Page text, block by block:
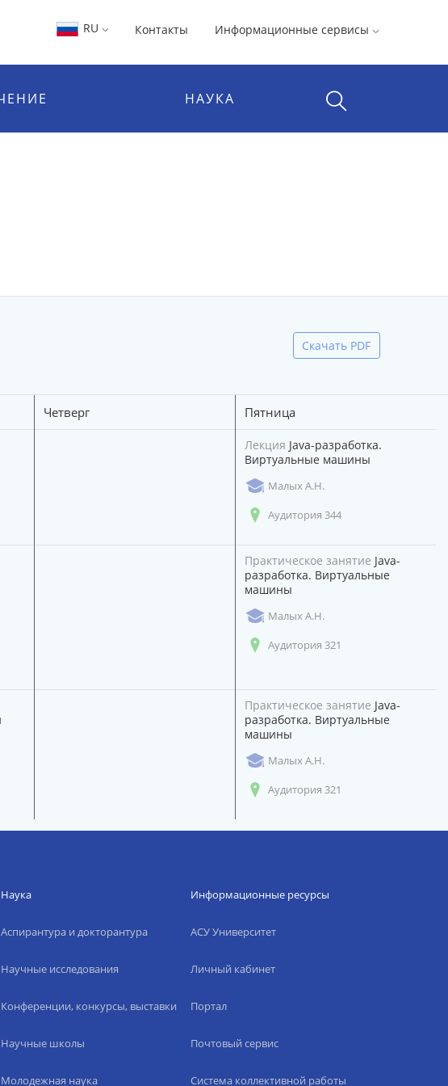
RU Контакты Информационные сервисы
НАУКА
Скачать PDF
Четверг Пятница
Лекция Java-разработка.
Виртуальные машины
Малых А.Н.
Аудитория 344
Практическое занятие Java-
разработка. Виртуальные
машины
Малых А.Н.
Аудитория 321
Практическое занятие Java-
разработка. Виртуальные
машины
Малых А.Н.
Аудитория 321
Наука
Аспирантура и докторантура
Научные исследования
Конференции, конкурсы, выставки
Научные школы
Молодежная наука
Информационные ресурсы
АСУ Университет
Личный кабинет
Портал
Почтовый сервис
Система коллективной работы